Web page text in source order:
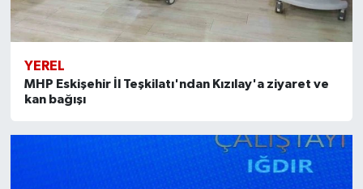
YEREL
MHP Eskişehir İl Teşkilatı'ndan Kızılay'a ziyaret ve
kan bağışı